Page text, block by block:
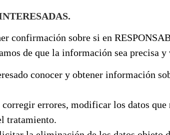
confirmación sobre si en
de que la información sea precisa y
conocer y obtener información
errores, modificar los datos
tratamiento.